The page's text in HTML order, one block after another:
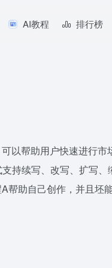
AI教程 排行榜
以帮助用户快速进行
持续写、改写、扩写
帮助自己创作，并且坯